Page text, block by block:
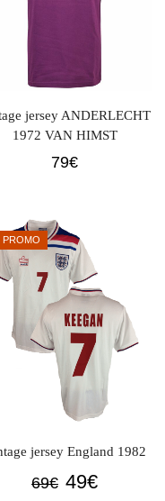
jersey ANDERLECHT
1972 VAN HIMST
79€
PROMO
jersey England 1982
69€ Original
49€Current